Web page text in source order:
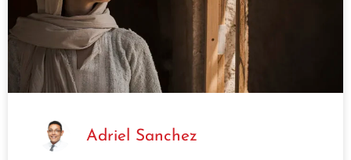
Adriel Sanchez